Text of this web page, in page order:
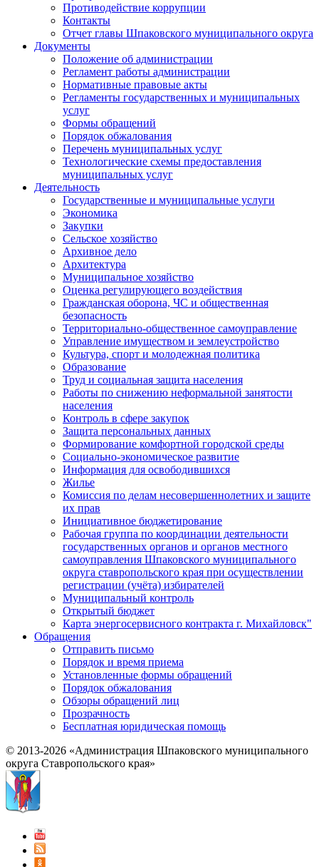
Противодействие коррупции
Контакты
Отчет главы Шпаковского муниципального округа
Документы
Положение об администрации
Регламент работы администрации
Нормативные правовые акты
Регламенты государственных и муниципальных
услуг
Формы обращений
Порядок обжалования
Перечень муниципальных услуг
Технологические схемы предоставления
муниципальных услуг
Деятельность
Государственные и муниципальные услуги
Экономика
Закупки
Сельское хозяйство
Архивное дело
Архитектура
Муниципальное хозяйство
Оценка регулирующего воздействия
Гражданская оборона, ЧС и общественная
безопасность
Территориально-общественное самоуправление
Управление имуществом и землеустройство
Культура, спорт и молодежная политика
Образование
Труд и социальная защита населения
Работы по снижению неформальной занятости
населения
Контроль в сфере закупок
Защита персональных данных
Формирование комфортной городской среды
Социально-экономическое развитие
Информация для освободившихся
Жилье
Комиссия по делам несовершеннолетних и защите
их прав
Инициативное бюджетирование
Рабочая группа по координации деятельности
государственных органов и органов местного
самоуправления Шпаковского муниципального
округа ставропольского края при осуществлении
регистрации (учёта) избирателей
Муниципальный контроль
Открытый бюджет
Карта энергосервисного контракта г. Михайловск"
Обращения
Отправить письмо
Порядок и время приема
Установленные формы обращений
Порядок обжалования
Обзоры обращений лиц
Прозрачность
Бесплатная юридическая помощь
© 2013-2026 «Администрация Шпаковского муниципального
округа Ставропольского края»